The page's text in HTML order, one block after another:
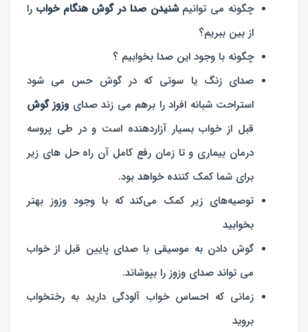
چگونه می توانیمشنیدن صدا در گوش هنگام خواب را
از بین ببریم؟
چگونه با وجود این صدا بخوابیم ؟
صدای زنگ یا سوتی که در گوش حس می شود
استراحت شبانه افراد را برهم می زند صدای وزوز گوش
قبل از خواب بسیار آزاردهنده است و در طی پروسه
درمان بیماری و تا زمان رفع کامل آن راه حل های زیر
برای شما کمک کننده خواهد بود.
توصیه‌های زیر كمك می‌كند كه با وجود وزوز بهتر
بخوابید
گوش دادن به موسیقی با صدای پایین قبل از خواب
می تواند صدای وزوز را بپوشاند.
زمانی که احساس خواب آلودگی دارید به رختخواب
بروید